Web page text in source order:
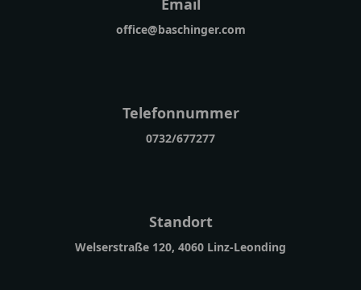
Email
office@baschinger.com
Telefonnummer
0732/677277
Standort
Welserstraße 120, 4060 Linz-Leonding